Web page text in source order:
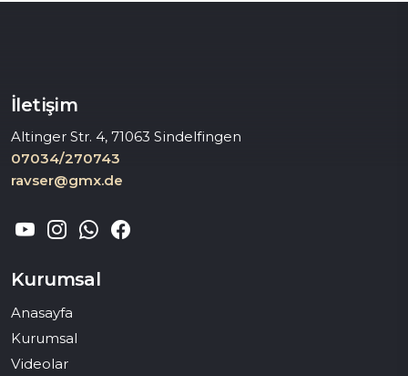
İletişim
Altinger Str. 4, 71063 Sindelfingen
07034/270743
ravser@gmx.de
Kurumsal
Anasayfa
Kurumsal
Videolar